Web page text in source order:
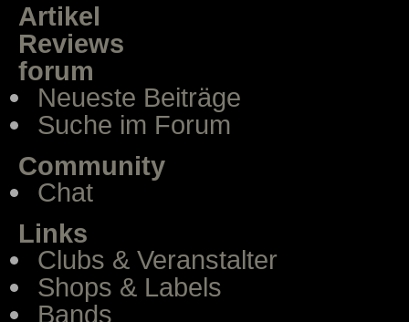
Artikel
Reviews
forum
Neueste Beiträge
Suche im Forum
Community
Chat
Links
Clubs & Veranstalter
Shops & Labels
Bands